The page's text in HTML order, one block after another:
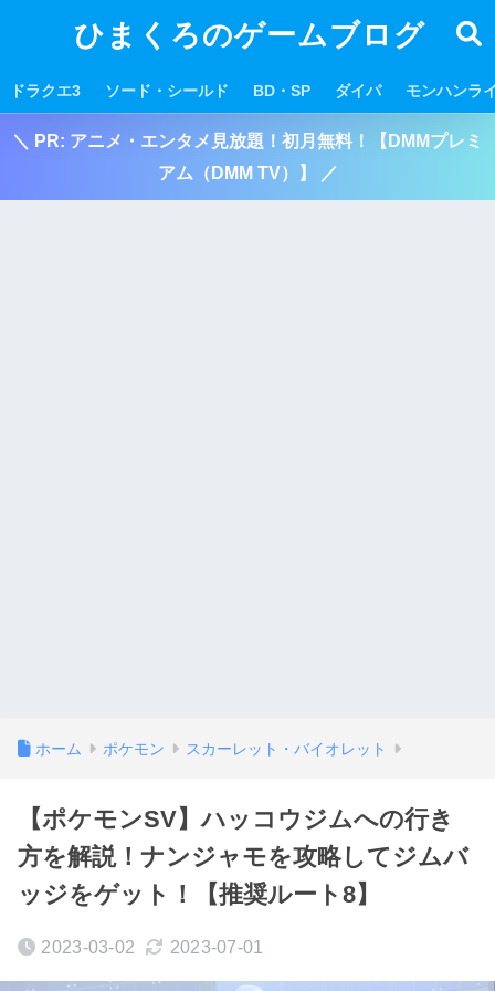
ひまくろのゲームブログ
ドラクエ3 ソード・シールド BD・SP ダイパ モンハンラ
＼ PR: アニメ・エンタメ見放題！初月無料！【DMMプレミ
アム（DMM TV）】 ／
ホーム ポケモン スカーレット・バイオレット
【ポケモンSV】ハッコウジムへの行き
方を解説！ナンジャモを攻略してジムバ
ッジをゲット！【推奨ルート8】
2023-03-02 2023-07-01